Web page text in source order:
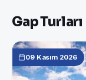
Gap Turları
09 Kasım 2026